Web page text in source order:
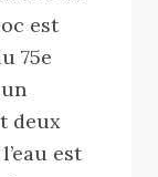
est
75e
deux
est